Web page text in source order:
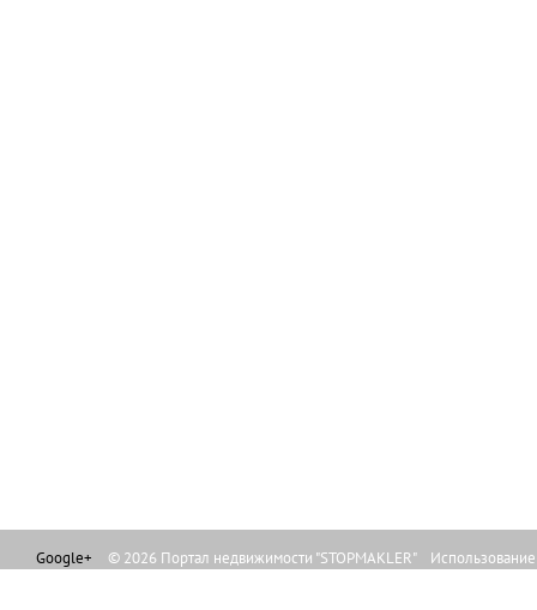
Google+ © 2026 Портал недвижимости "STOPMAKLER"